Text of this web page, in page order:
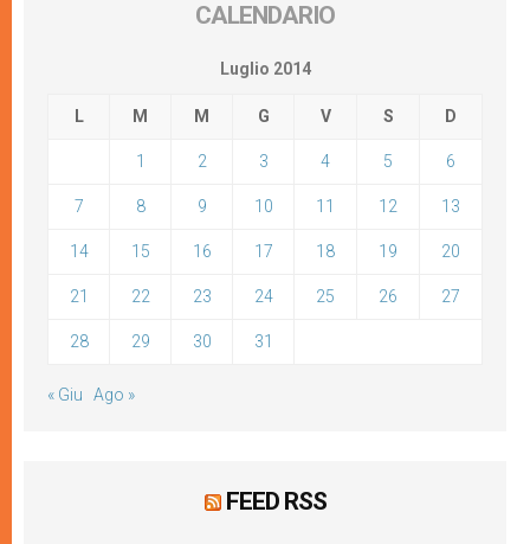
CALENDARIO
Luglio 2014
L M M G V S D
1 2 3 4 5 6
7 8 9 10 11 12 13
14 15 16 17 18 19 20
21 22 23 24 25 26 27
28 29 30 31
« Giu Ago »
FEED RSS